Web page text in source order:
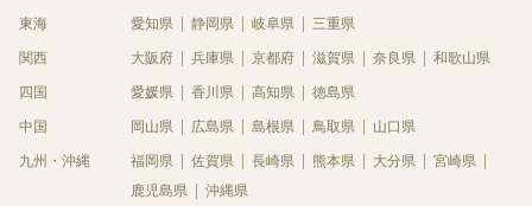
東海 愛知県 静岡県 岐阜県 三重県
関西 大阪府 兵庫県 京都府 滋賀県 奈良県 和歌山県
四国 愛媛県 香川県 高知県 徳島県
中国 岡山県 広島県 島根県 鳥取県 山口県
九州・沖縄 福岡県 佐賀県 長崎県 熊本県 大分県
宮崎県
鹿児島県
沖縄県